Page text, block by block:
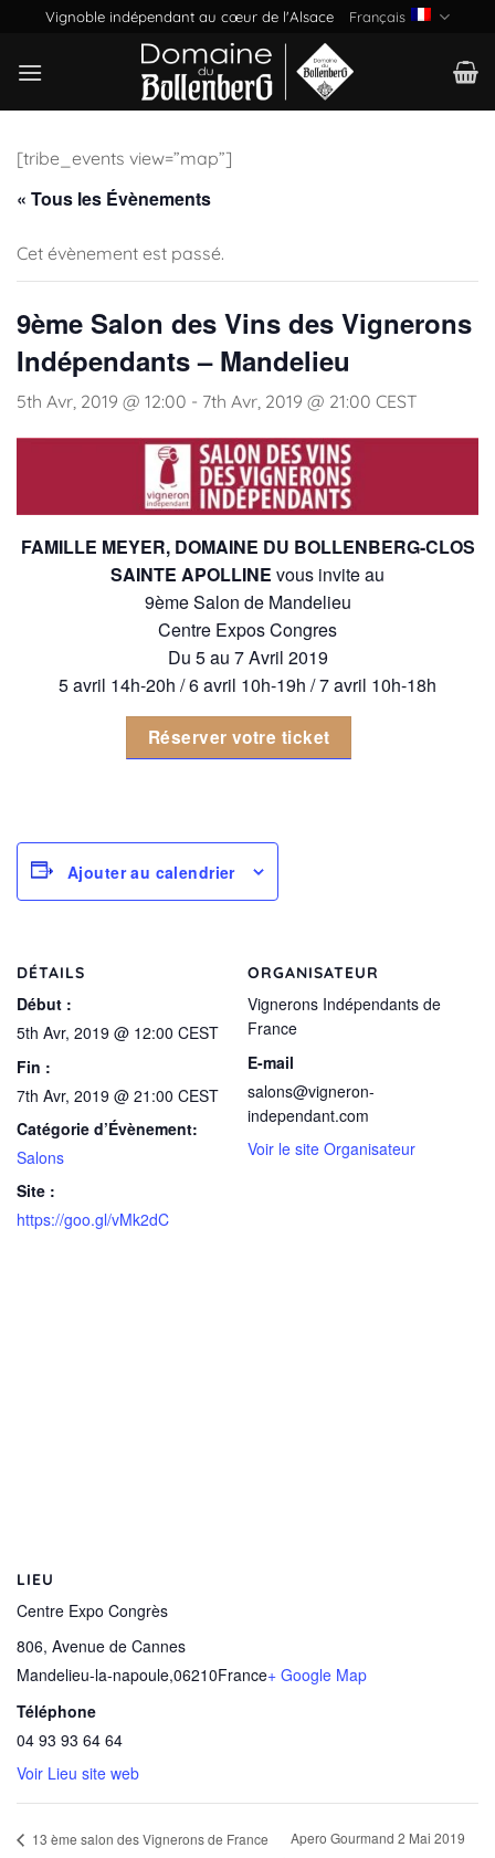
Passer
contenu
Vignoble indépendant au cœur de l'Alsace Français
[tribe_events view=”map”]
« Tous les Évènements
Cet évènement est passé.
9ème Salon des Vins des Vignerons
Indépendants – Mandelieu
5th Avr, 2019 @ 12:00 - 7th Avr, 2019 @ 21:00 CEST
FAMILLE MEYER, DOMAINE DU BOLLENBERG-CLOS
SAINTE APOLLINE vous invite au
9ème Salon de Mandelieu
Centre Expos Congres
Du 5 au 7 Avril 2019
5 avril 14h-20h / 6 avril 10h-19h / 7 avril 10h-18h
Réserver votre ticket
Ajouter au calendrier
DÉTAILS
Début :
5th Avr, 2019 @ 12:00 CEST
Fin :
7th Avr, 2019 @ 21:00 CEST
Catégorie d’Évènement:
Salons
Site :
https://goo.gl/vMk2dC
ORGANISATEUR
Vignerons Indépendants de
France
E-mail
salons@vigneron-
independant.com
Voir le site Organisateur
LIEU
Centre Expo Congrès
806, Avenue de Cannes
Mandelieu-la-napoule,06210France+ Google Map
Téléphone
04 93 93 64 64
Voir Lieu site web
13 ème salon des Vignerons de France Apero Gourmand 2 Mai 2019